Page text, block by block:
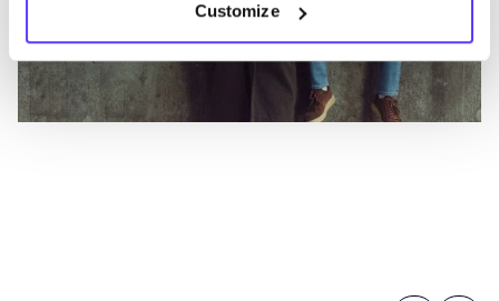
Customize